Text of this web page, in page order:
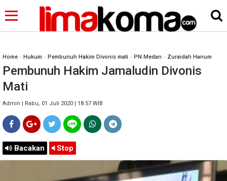
Home » Hukum » Pembunuh Hakim Divonis mati » PN Medan » Zuraidah Hanum
Pembunuh Hakim Jamaludin Divonis
Mati
Admin | Rabu, 01 Juli 2020 | 18.57 WIB
Bacakan Stop